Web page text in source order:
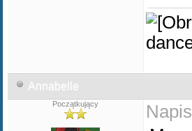
Annabelle
Początkujący